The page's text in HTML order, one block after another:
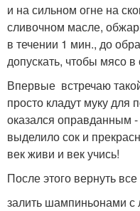
и на сильном огне на
сливочном масле,
в течении 1 мин., до
допускать, чтобы мясо
Впервые встречаю
просто кладут муку для
оказался оправданным
выделило сок и
век живи и век учись!
После этого вернуть
залить шампиньонами с